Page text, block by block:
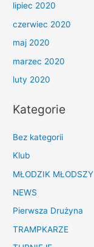
lipiec 2020
czerwiec 2020
maj 2020
marzec 2020
luty 2020
Kategorie
Bez kategorii
Klub
MŁODZIK MŁODSZY
NEWS
Pierwsza Drużyna
TRAMPKARZE